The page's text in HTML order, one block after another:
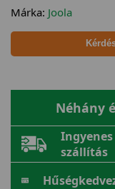
Márka: Joola
Néhány
Ingyenes
szállítás